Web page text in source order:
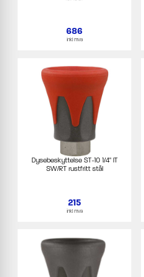
686
inkl mva
Dysebeskyttelse ST-10 1/4" IT
SW/RT rustfritt stål
215
inkl mva